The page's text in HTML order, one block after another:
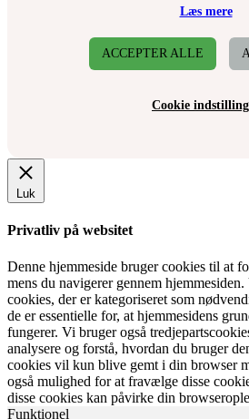
Læs mere
ACCEPTER ALLE
Cookie
Luk
Privatliv på websitet
Denne hjemmeside bruger cookies til at
mens du navigerer gennem
cookies, der er kategoriseret som
de er essentielle for, at hjemmesidens
fungerer. Vi bruger også
analysere og forstå, hvordan du bruger
cookies vil kun blive gemt i din browser
også mulighed for at fravælge disse
disse cookies kan påvirke din
Funktionel